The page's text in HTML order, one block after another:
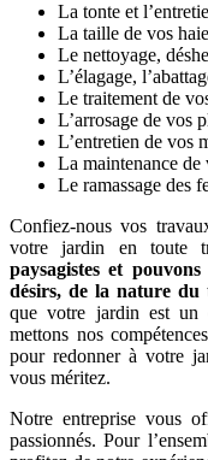
La tonte et
La taille de vos
Le nettoyage,
L’élagage,
Le traitement de
L’arrosage de vos
L’entretien de vos
La maintenance de
Le ramassage des
Confiez-nous vos
votre jardin en toute
paysagistes et
désirs, de la nature du
que votre jardin est un
mettons nos
pour redonner à votre
vous méritez.
Notre entreprise vous
passionnés. Pour